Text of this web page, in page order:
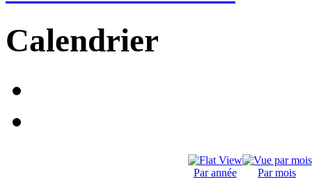
Calendrier
Par année Par mois